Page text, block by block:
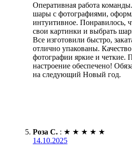
Оперативная работа
шары с фотографиями,
интуитивное. Понравилось,
свои картинки и выбрать
Все изготовили быстро,
отлично упакованы. Качество
фотографии яркие и четкие.
настроение обеспечено!
на следующий Новый год.
Роза С. : ★ ★ ★ ★ ★
14.10.2025